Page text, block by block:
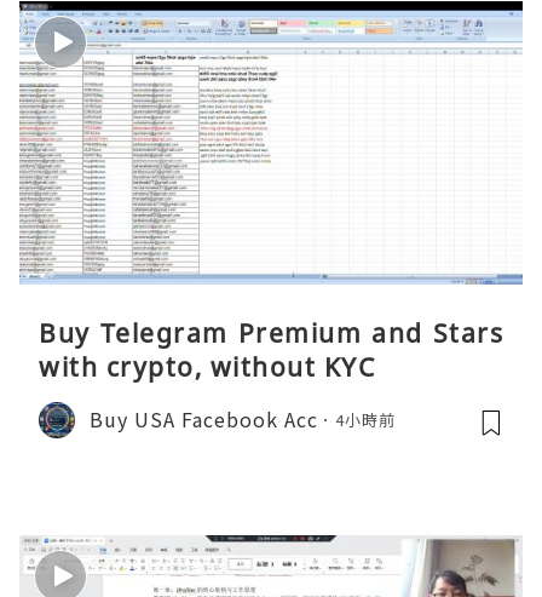
Buy Telegram Premium and Stars
with crypto, without KYC
Buy USA Facebook Acc 4小時前